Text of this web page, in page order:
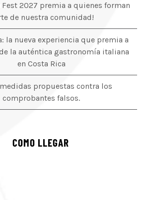
Fest 2027 premia a quienes forman
de nuestra comunidad!
la nueva experiencia que premia a
la auténtica gastronomía italiana
en Costa Rica
propuestas contra los
comprobantes falsos.
COMO LLEGAR